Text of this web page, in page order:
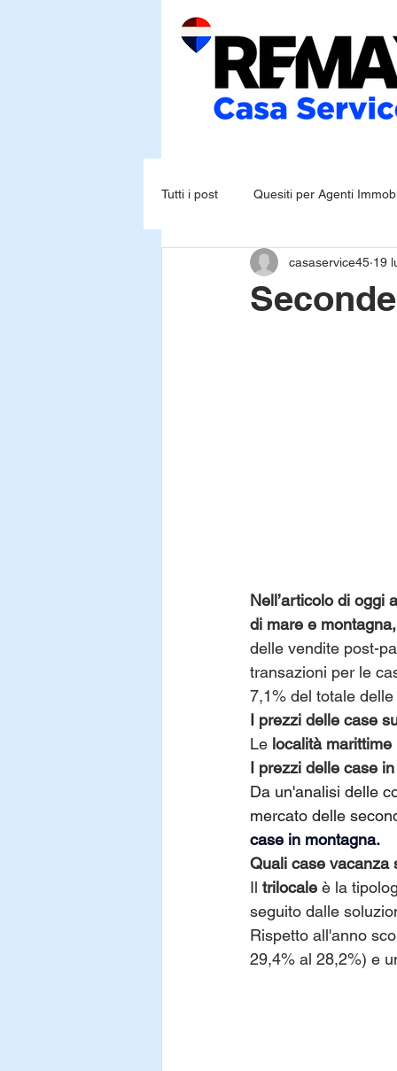
Tutti i post Quesiti per Agenti
casaservice45 19
Nell’articolo di oggi
di mare e
delle vendite post-
transazioni per le
7,1% del totale
I prezzi delle case
Le località marittime
I prezzi delle case
Da un'analisi delle
mercato delle
case in montagna.
Quali case vacanza
Il trilocale è la
seguito dalle
Rispetto all'anno
29,4% al 28,2%) e